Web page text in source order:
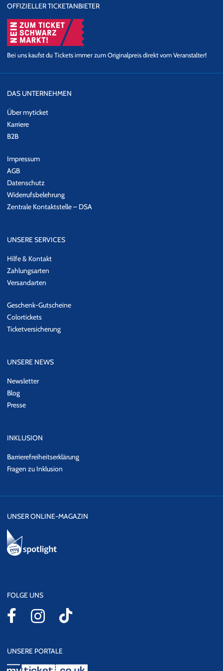
OFFIZIELLER TICKETANBIETER
Bei uns kaufst du Tickets immer zum Originalpreis direkt vom Veranstalter!
DAS UNTERNEHMEN
Über myticket
Karriere
B2B
Impressum
AGB
Datenschutz
Widerrufsbelehrung
Zentrale Kontaktstelle – DSA
UNSERE SERVICES
Hilfe & Kontakt
Zahlungsarten
Versandarten
Geschenk-Gutscheine
Colortickets
Ticketversicherung
UNSERE NEWS
Newsletter
Blog
Presse
INKLUSION
Barrierefreiheitserklärung
Fragen zu Inklusion
UNSER ONLINE-MAGAZIN
FOLGE UNS
UNSERE PORTALE